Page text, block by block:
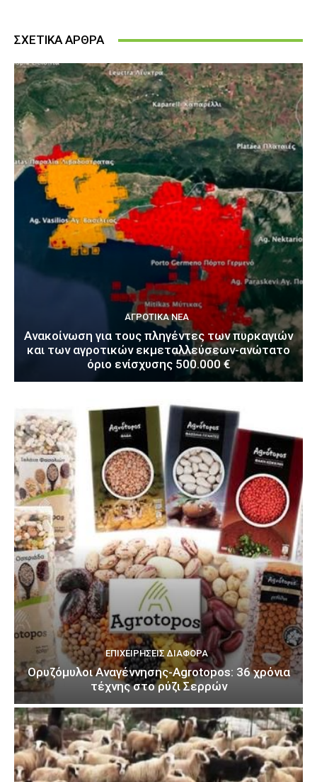
ΣΧΕΤΙΚΑ ΑΡΘΡΑ
ΑΓΡΟΤΙΚΆ ΝΈΑ
Ανακοίνωση για τους πληγέντες των πυρκαγιών
και των αγροτικών εκμεταλλεύσεων-ανώτατο
όριο ενίσχυσης 500.000 €
ΕΠΙΧΕΙΡΉΣΕΙΣ ΔΙΆΦΟΡΑ
Ορυζόμυλοι Αναγέννησης-Agrotopos: 36 χρόνια
τέχνης στο ρύζι Σερρών